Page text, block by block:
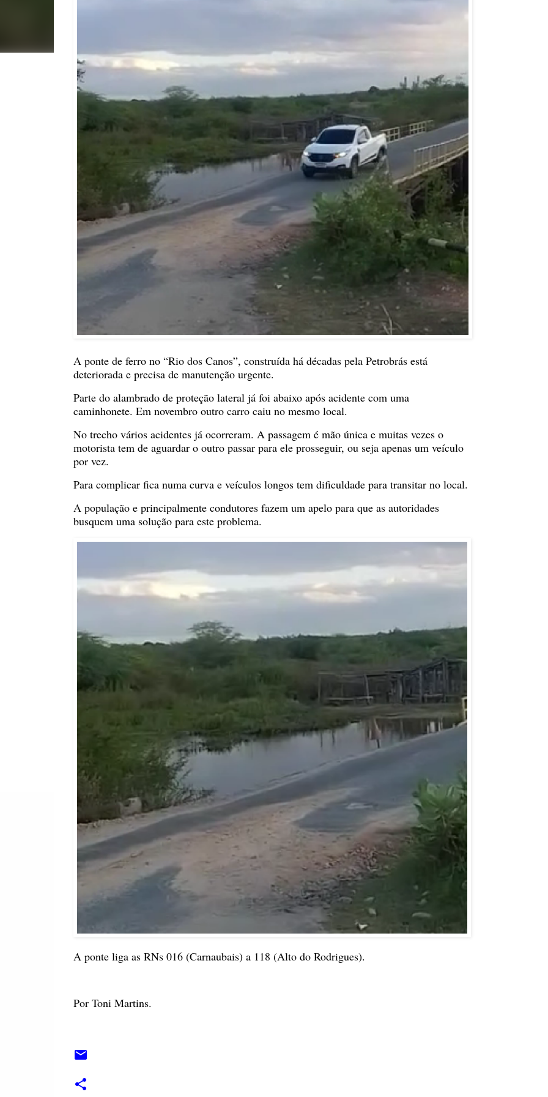
A ponte de ferro no “Rio dos Canos”, construída há décadas pela Petrobrás está
deteriorada e precisa de manutenção urgente.
Parte do alambrado de proteção lateral já foi abaixo após acidente com uma
caminhonete. Em novembro outro carro caiu no mesmo local.
No trecho vários acidentes já ocorreram. A passagem é mão única e muitas vezes o
motorista tem de aguardar o outro passar para ele prosseguir, ou seja apenas um veículo
por vez.
Para complicar fica numa curva e veículos longos tem dificuldade para transitar no local.
A população e principalmente condutores fazem um apelo para que as autoridades
busquem uma solução para este problema.
A ponte liga as RNs 016 (Carnaubais) a 118 (Alto do Rodrigues).
Por Toni Martins.